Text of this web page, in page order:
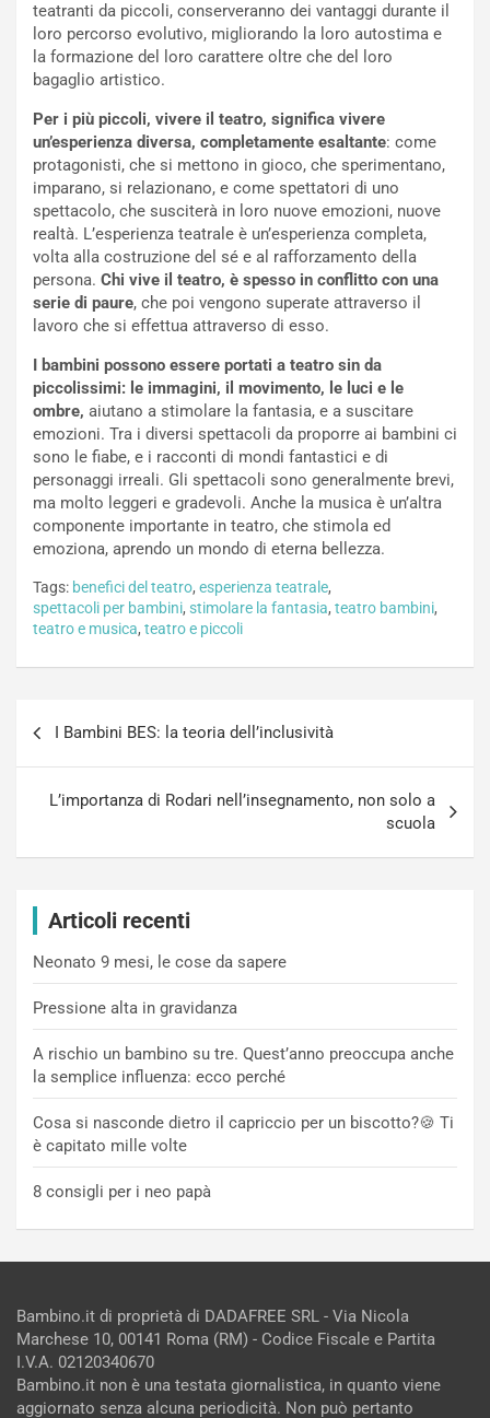
teatranti da piccoli, conserveranno dei vantaggi durante il
loro percorso evolutivo, migliorando la loro autostima e
la formazione del loro carattere oltre che del loro
bagaglio artistico.
Per i più piccoli, vivere il teatro, significa vivere
un’esperienza diversa, completamente esaltante: come
protagonisti, che si mettono in gioco, che sperimentano,
imparano, si relazionano, e come spettatori di uno
spettacolo, che susciterà in loro nuove emozioni, nuove
realtà. L’esperienza teatrale è un’esperienza completa,
volta alla costruzione del sé e al rafforzamento della
persona. Chi vive il teatro, è spesso in conflitto con una
serie di paure, che poi vengono superate attraverso il
lavoro che si effettua attraverso di esso.
I bambini possono essere portati a teatro sin da
piccolissimi: le immagini, il movimento, le luci e le
ombre, aiutano a stimolare la fantasia, e a suscitare
emozioni. Tra i diversi spettacoli da proporre ai bambini ci
sono le fiabe, e i racconti di mondi fantastici e di
personaggi irreali. Gli spettacoli sono generalmente brevi,
ma molto leggeri e gradevoli. Anche la musica è un’altra
componente importante in teatro, che stimola ed
emoziona, aprendo un mondo di eterna bellezza.
Tags: benefici del teatro, esperienza teatrale,
spettacoli per bambini, stimolare la fantasia, teatro bambini,
teatro e musica, teatro e piccoli
I Bambini BES: la teoria dell’inclusività
L’importanza di Rodari nell’insegnamento, non solo a
scuola
Articoli recenti
Neonato 9 mesi, le cose da sapere
Pressione alta in gravidanza
A rischio un bambino su tre. Quest’anno preoccupa anche
la semplice influenza: ecco perché
Cosa si nasconde dietro il capriccio per un biscotto?🍪 Ti
è capitato mille volte
8 consigli per i neo papà
Bambino.it di proprietà di DADAFREE SRL - Via Nicola
Marchese 10, 00141 Roma (RM) - Codice Fiscale e Partita
I.V.A. 02120340670
Bambino.it non è una testata giornalistica, in quanto viene
aggiornato senza alcuna periodicità. Non può pertanto